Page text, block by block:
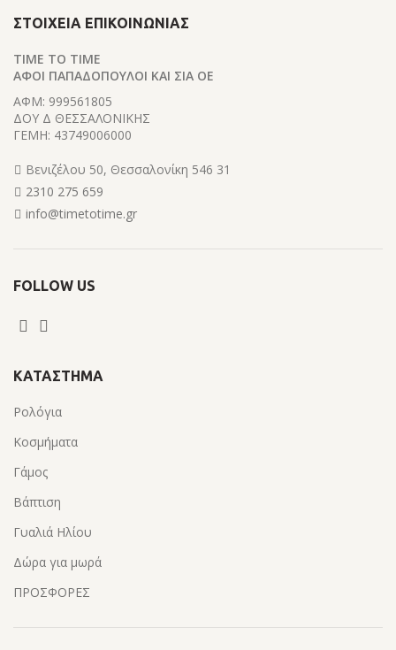
ΣΤΟΙΧΕΊΑ ΕΠΙΚΟΙΝΩΝΊΑΣ
TIME TO TIME
ΑΦΟΙ ΠΑΠΑΔΟΠΟΥΛΟΙ ΚΑΙ ΣΙΑ ΟΕ
ΑΦΜ: 999561805
ΔΟΥ Δ ΘΕΣΣΑΛΟΝΙΚΗΣ
ΓΕΜΗ: 43749006000
Βενιζέλου 50, Θεσσαλονίκη 546 31
2310 275 659
info@timetotime.gr
FOLLOW US
ΚΑΤΆΣΤΗΜΑ
Ρολόγια
Κοσμήματα
Γάμος
Βάπτιση
Γυαλιά Ηλίου
Δώρα για μωρά
ΠΡΟΣΦΟΡΕΣ